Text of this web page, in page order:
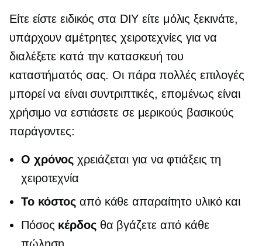
Είτε είστε ειδικός στα DIY είτε μόλις ξεκινάτε,
υπάρχουν αμέτρητες χειροτεχνίες για να
διαλέξετε κατά την κατασκευή του
καταστήματός σας. Οι πάρα πολλές επιλογές
μπορεί να είναι συντριπτικές, επομένως είναι
χρήσιμο να εστιάσετε σε μερικούς βασικούς
παράγοντες:
Ο χρόνος χρειάζεται για να φτιάξεις τη
χειροτεχνία
Το κόστος από κάθε απαραίτητο υλικό και
Πόσος κέρδοςθα βγάζετε από κάθε